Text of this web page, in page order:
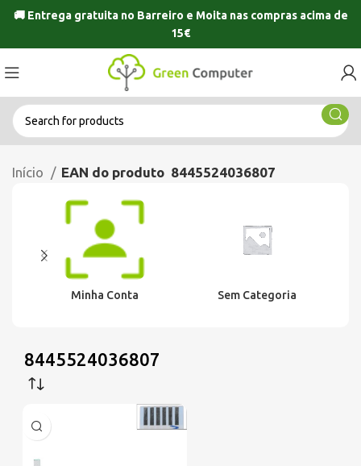
🚚 Entrega gratuita no Barreiro e Moitanas compras acima de
15€
Início EAN do produto 8445524036807
Minha Conta Sem Categoria
8445524036807